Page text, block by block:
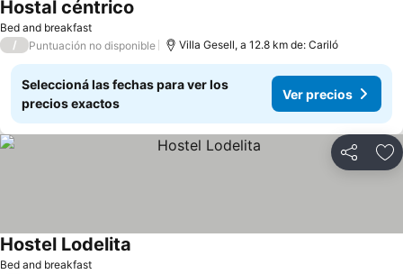
Bed and breakfast
Hostal céntrico
/ Puntuación no disponible Villa Gesell, a 12.8 km de: Cariló
Seleccioná las fechas para ver los
precios exactos
Ver precios
Compartir
Bed and breakfast
Hostel Lodelita